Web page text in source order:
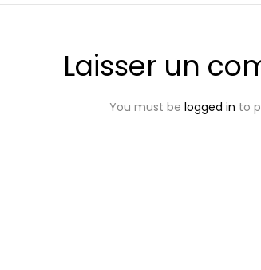
Laisser un
You must be logged in to